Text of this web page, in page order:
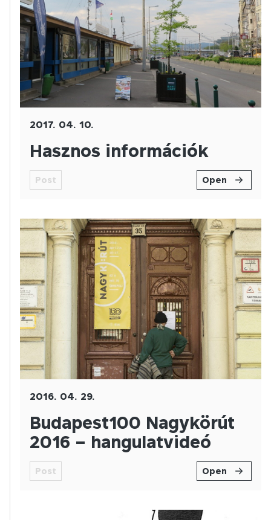
2017. 04. 10.
Hasznos információk
Post Open
2016. 04. 29.
Budapest100 Nagykörút
2016 – hangulatvideó
Post Open